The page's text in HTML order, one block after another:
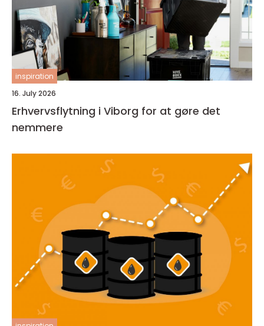
inspiration
16. July 2026
Erhvervsflytning i Viborg for at gøre det
nemmere